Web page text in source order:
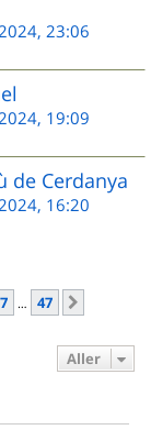
23:06
19:09
de Cerdanya
16:20
7 … 47
Aller